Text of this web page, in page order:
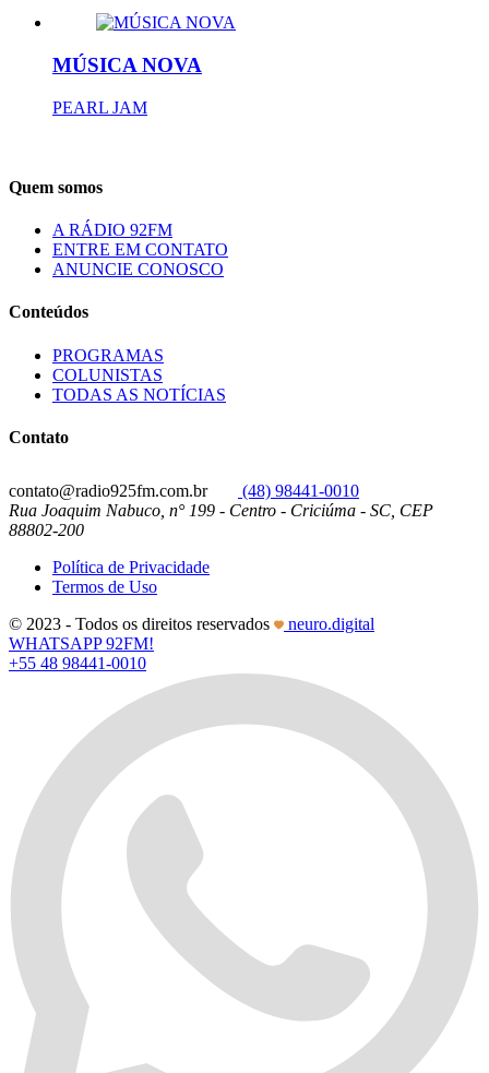
MÚSICA NOVA
PEARL JAM
Quem somos
A RÁDIO 92FM
ENTRE EM CONTATO
ANUNCIE CONOSCO
Conteúdos
PROGRAMAS
COLUNISTAS
TODAS AS NOTÍCIAS
Contato
contato@radio925fm.com.br
(48) 98441-0010
Rua Joaquim Nabuco, n° 199 - Centro - Criciúma - SC, CEP
88802-200
Política de Privacidade
Termos de Uso
© 2023 - Todos os direitos reservados
neuro.digital
WHATSAPP 92FM!
+55 48 98441-0010